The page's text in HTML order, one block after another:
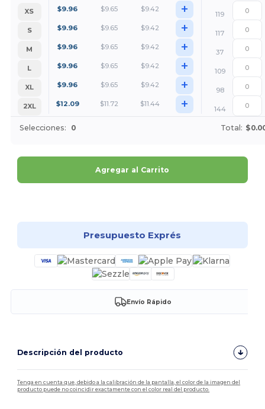
XS $9.96 $9.65 $9.42 +
119
S
$9.96 $9.65 $9.42 +
117
M
$9.96 $9.65 $9.42 +
37
L
$9.96 $9.65 $9.42 +
109
XL
$9.96 $9.65 $9.42 +
98
2XL
$12.09 $11.72 $11.44 + 144
Selecciones: 0 Total:
Agregar al Carrito
Presupuesto Exprés
Envío Rápido
Descripción del producto
Tenga en cuenta que, debido a la calibración de la pantalla, el color de la imagen del
producto puede no coincidir exactamente con el color real del producto.